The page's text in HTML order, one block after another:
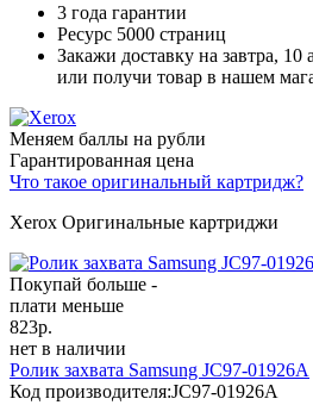
3 года гарантии
Ресурс 5000 страниц
Закажи доставку на завтра, 10
или получи товар в нашем
Меняем баллы на рубли
Гарантированная цена
Что такое оригинальный картридж?
Xerox Оригинальные картриджи
Покупай больше -
плати меньше
823р.
нет в наличии
Ролик захвата Samsung JC97-01926A
Код производителя:JC97-01926A